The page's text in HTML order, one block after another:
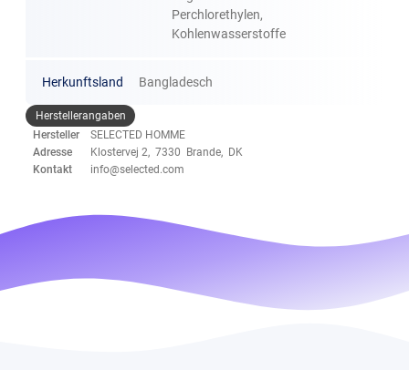
Perchlorethylen,
Kohlenwasserstoffe
Herkunftsland Bangladesch
Herstellerangaben
Hersteller
SELECTED HOMME
Adresse
Klostervej 2, 7330 Brande, DK
Kontakt
info@selected.com